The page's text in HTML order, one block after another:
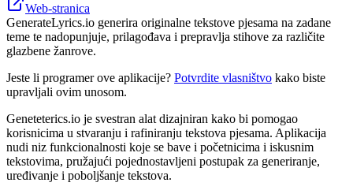
Web-stranica
GenerateLyrics.io generira originalne tekstove pjesama na zadane
teme te nadopunjuje, prilagođava i prepravlja stihove za različite
glazbene žanrove.
Jeste li programer ove aplikacije? Potvrdite vlasništvo kako biste
upravljali ovim unosom.
Geneteterics.io je svestran alat dizajniran kako bi pomogao
korisnicima u stvaranju i rafiniranju tekstova pjesama. Aplikacija
nudi niz funkcionalnosti koje se bave i početnicima i iskusnim
tekstovima, pružajući pojednostavljeni postupak za generiranje,
uređivanje i poboljšanje tekstova.